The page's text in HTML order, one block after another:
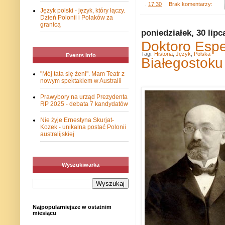
17:30 Brak komentarzy:
poniedziałek, 30
Doktoro
Białegostoku
Tagi: Historia Język Polska
Język polski - język, który łączy.
Dzień Polonii i Polaków za
granicą
Events Info
"Mój tata się żeni". Mam Teatr z
nowym spektaklem w Australii
Prawybory na urząd Prezydenta
RP 2025 - debata 7 kandydatów
Nie żyje Ernestyna Skurjat-
Kozek - unikalna postać Polonii
australijskiej
Wyszukiwarka
Najpopularniejsze w ostatnim
miesiącu